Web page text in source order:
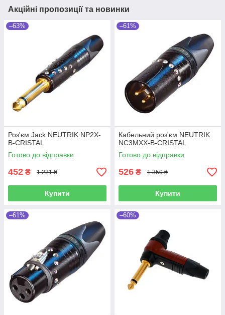
Акційні пропозиції та новинки
–63%
Роз'єм Jack NEUTRIK NP2X-
B-CRISTAL
Готово до відправки
452 ₴ 1 221 ₴
Купити
–61%
Кабельний роз'єм NEUTRIK
NC3MXX-B-CRISTAL
Готово до відправки
526 ₴ 1 350 ₴
Купити
–61% –60%